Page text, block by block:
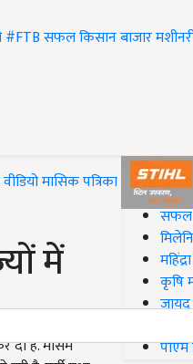
#FTBसफल किसानबाजार
वीडियोमासिक पत्रिका
में
दी है. मौसम
#Top on
सफल
कृषि